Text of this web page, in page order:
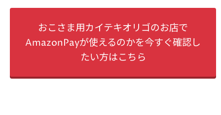
おこさま用カイテキオリゴのお店で
AmazonPayが使えるのかを今すぐ確認し
たい方はこちら